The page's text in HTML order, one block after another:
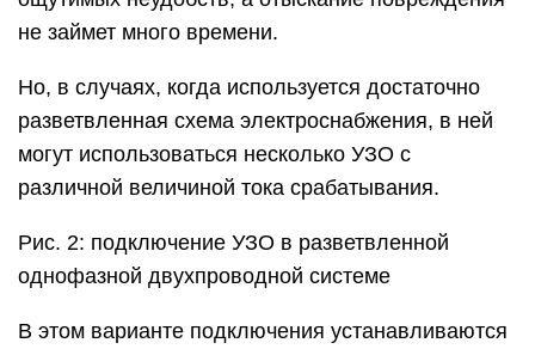
не займет много времени.
Но, в случаях, когда используется достаточно
разветвленная схема электроснабжения, в ней
могут использоваться несколько УЗО с
различной величиной тока срабатывания.
Рис. 2: подключение УЗО в разветвленной
однофазной двухпроводной системе
В этом варианте подключения устанавливаются